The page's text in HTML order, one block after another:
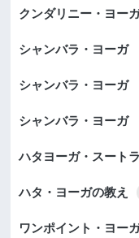
クンダリニー・ヨー
シャンバラ・ヨー
シャンバラ・ヨー
シャンバラ・ヨーガ
ハタヨーガ・スートラ
ハタ・ヨーガの教え
ワンポイント・ヨー